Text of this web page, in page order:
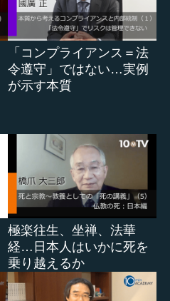
「コンプライアンス＝法
令遵守」ではない…実例
が示す本質
極楽往生、坐禅、法華
経…日本人はいかに死を
乗り越えるか